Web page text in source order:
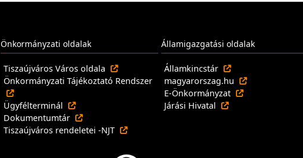
Önkormányzati oldalak
Tiszaújváros Város oldala
Önkormányzati Tájékoztató Rendszer
Ügyfélterminál
Dokumentumtár
Tiszaújváros rendeletei -NJT
Államigazgatási oldalak
Államkincstár
magyarorszag.hu
E-Önkormányzat
Járási Hivatal